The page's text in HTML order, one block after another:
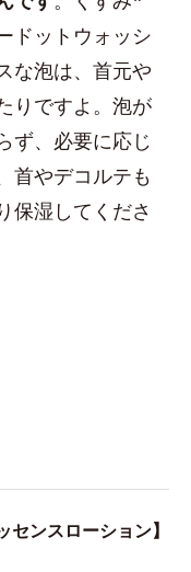
ドットウォッシ
な泡は、首元や
りですよ。泡が
ず、必要に応じ
首やデコルテも
保湿してくださ
センスローション】